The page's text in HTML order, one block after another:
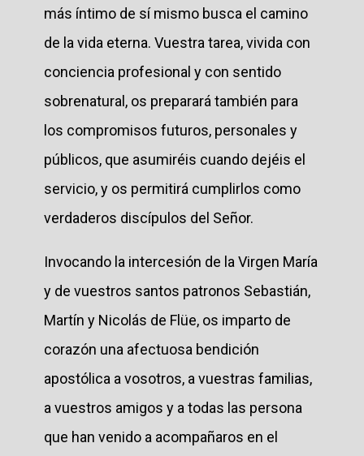
más íntimo de sí mismo busca el camino
de la vida eterna. Vuestra tarea, vivida con
conciencia profesional y con sentido
sobrenatural, os preparará también para
los compromisos futuros, personales y
públicos, que asumiréis cuando dejéis el
servicio, y os permitirá cumplirlos como
verdaderos discípulos del Señor.
Invocando la intercesión de la Virgen María
y de vuestros santos patronos Sebastián,
Martín y Nicolás de Flüe, os imparto de
corazón una afectuosa bendición
apostólica a vosotros, a vuestras familias,
a vuestros amigos y a todas las persona
que han venido a acompañaros en el